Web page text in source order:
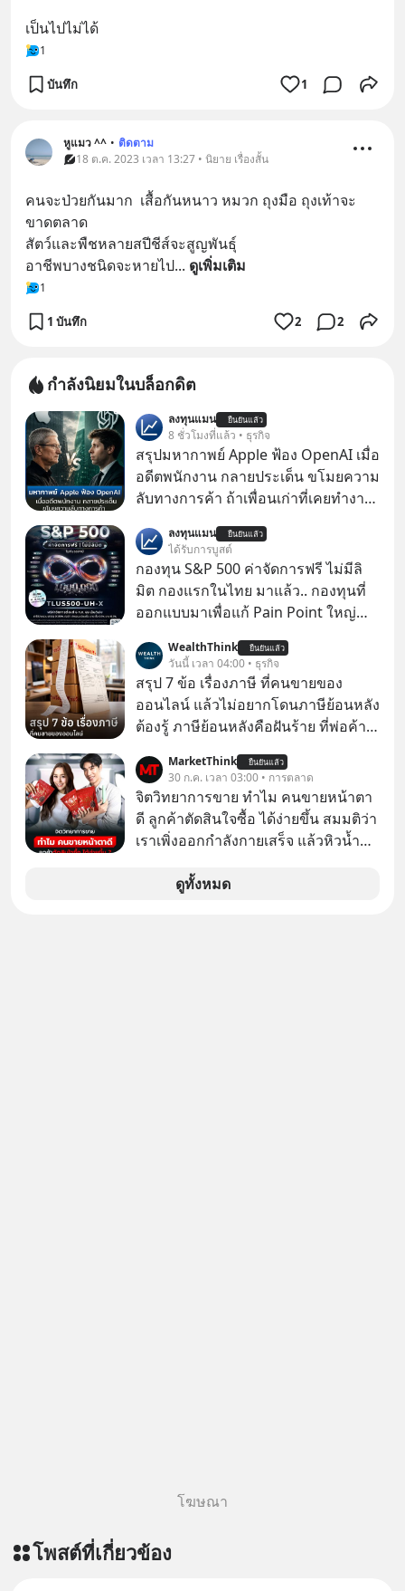
เป็นไปไม่ได้
1
บันทึก 1
หูแมว ^^ • ติดตาม
18 ต.ค. 2023 เวลา 13:27 • นิยาย เรื่องสั้น
คนจะป่วยกันมาก  เสื้อกันหนาว หมวก ถุงมือ ถุงเท้าจะ
ขาดตลาด
สัตว์และพืชหลายสปีชีส์จะสูญพันธุ์
อาชีพบางชนิดจะหายไป... ดูเพิ่มเติม
1
1 บันทึก 2 2
กำลังนิยมในบล็อกดิต
ลงทุนแมน ยืนยันแล้ว
8 ชั่วโมงที่แล้ว • ธุรกิจ
สรุปมหากาพย์ Apple ฟ้อง OpenAI เมื่อ
อดีตพนักงาน กลายประเด็น ขโมยความ
ลับทางการค้า ถ้าเพื่อนเก่าที่เคยทำงาน
เก่าที่เขาเคยทำไว้ ตอนยังอยู่บริษัท
เดียวกัน
ลงทุนแมน ยืนยันแล้ว
ได้รับการบูสต์
กองทุน S&P 500 ค่าจัดการฟรี ไม่มีลิ
มิต กองแรกในไทย มาแล้ว.. กองทุนที่
ออกแบบมาเพื่อแก้ Pain Point ใหญ่
WealthThink ยืนยันแล้ว
วันนี้ เวลา 04:00 • ธุรกิจ
สรุป 7 ข้อ เรื่องภาษี ที่คนขายของ
ออนไลน์ แล้วไม่อยากโดนภาษีย้อนหลัง
ต้องรู้ ภาษีย้อนหลังคือฝันร้าย ที่พ่อค้า
MarketThink ยืนยันแล้ว
30 ก.ค. เวลา 03:00 • การตลาด
จิตวิทยาการขาย ทำไม คนขายหน้าตา
ดี ลูกค้าตัดสินใจซื้อ ได้ง่ายขึ้น สมมติว่า
เราเพิ่งออกกำลังกายเสร็จ แล้วหิวน้ำ
ขายของเหมือนกันทุกอย่าง
ดูทั้งหมด
โฆษณา
โพสต์ที่เกี่ยวข้อง